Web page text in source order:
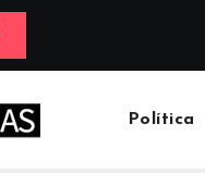
Política